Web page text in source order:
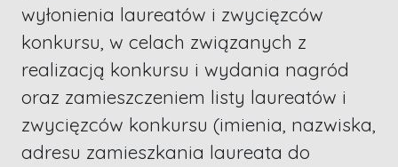
wyłonienia laureatów i zwycięzców
konkursu, w celach związanych z
realizacją konkursu i wydania nagród
oraz zamieszczeniem listy laureatów i
zwycięzców konkursu (imienia, nazwiska,
adresu zamieszkania laureata do